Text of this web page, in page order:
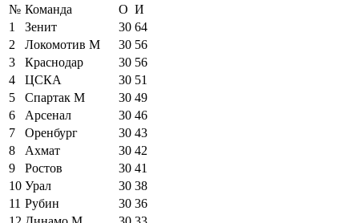
№ Команда О И
1
Зенит 30 64
2
Локомотив М 30 56
3
Краснодар 30 56
4
ЦСКА 30 51
5
Спартак М 30 49
6
Арсенал 30 46
7
Оренбург 30 43
8
Ахмат 30 42
9
Ростов 30 41
10 Урал 30 38
11 Рубин 30 36